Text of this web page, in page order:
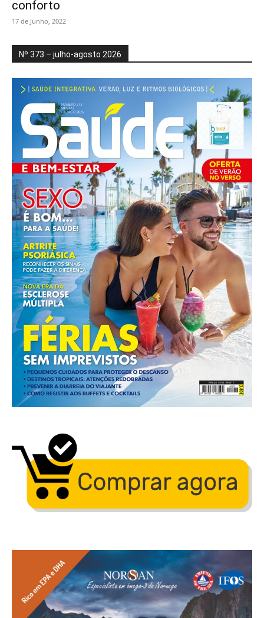
conforto
17 de Junho, 2022
Nº 373 – julho-agosto 2026